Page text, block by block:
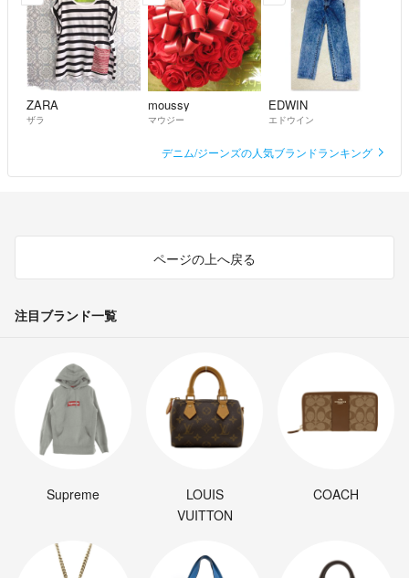
ZARA
ザラ
moussy
マウジー
EDWIN
エドウイン
デニム/ジーンズの人気ブランドランキング
ページの上へ戻る
注目ブランド一覧
Supreme
LOUIS
VUITTON
COACH